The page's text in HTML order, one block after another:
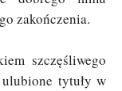
zakończenia.
szczęśliwego
ulubione tytuły w